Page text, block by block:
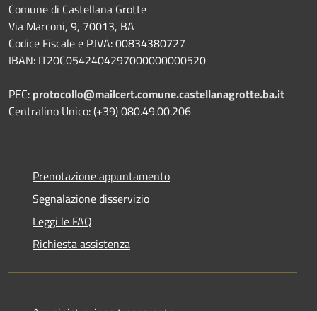
Comune di Castellana Grotte
Via Marconi, 9, 70013, BA
Codice Fiscale e P.IVA: 00834380727
IBAN: IT20C0542404297000000000520
PEC: protocollo@mailcert.comune.castellanagrotte.ba.it
Centralino Unico: (+39) 080.49.00.206
Prenotazione appuntamento
Segnalazione disservizio
Leggi le FAQ
Richiesta assistenza